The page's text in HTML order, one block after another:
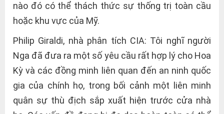
nào đó có thể thách thức sự thống trị toàn cầu
hoặc khu vực của Mỹ.
Philip Giraldi, nhà phân tích CIA: Tôi nghĩ người
Nga đã đưa ra một số yêu cầu rất hợp lý cho Hoa
Kỳ và các đồng minh liên quan đến an ninh quốc
gia của chính họ, trong bối cảnh một liên minh
quân sự thù địch sắp xuất hiện trước cửa nhà